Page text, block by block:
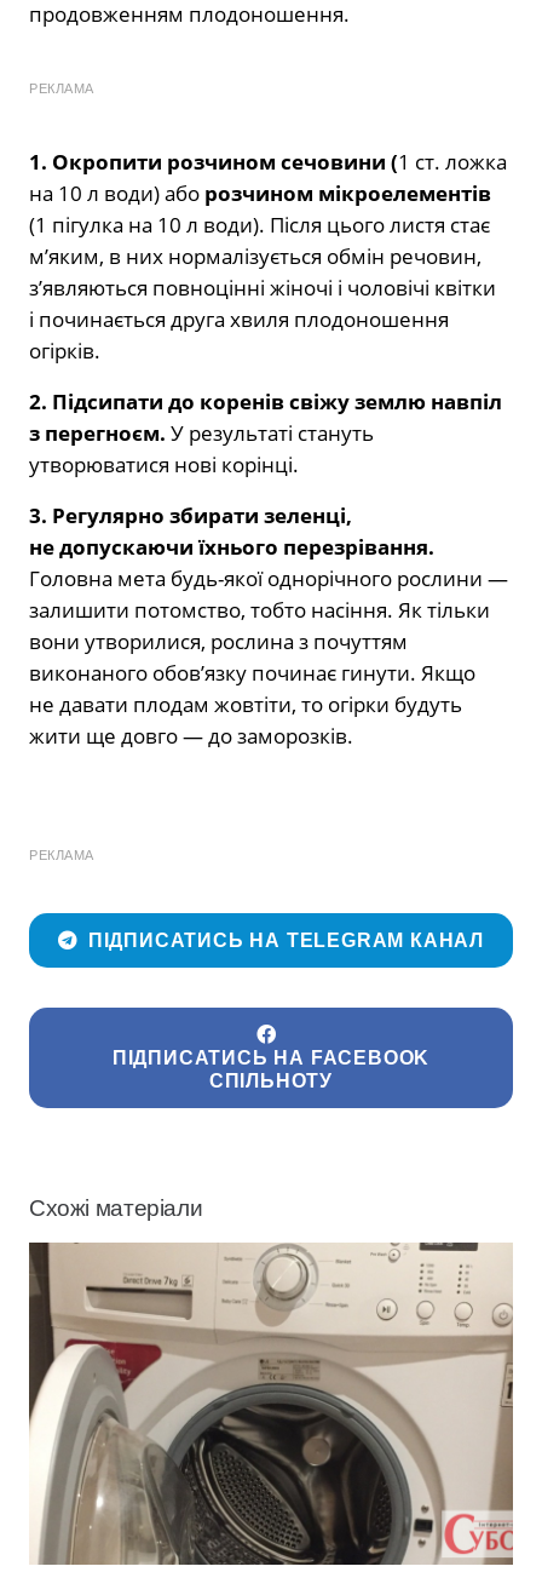
продовженням плодоношення.
РЕКЛАМА
1. Окропити розчином сечовини (1 ст. ложка
на 10 л води) або розчином мікроелементів
(1 пігулка на 10 л води). Після цього листя стає
м’яким, в них нормалізується обмін речовин,
з’являються повноцінні жіночі і чоловічі квітки
і починається друга хвиля плодоношення
огірків.
2. Підсипати до коренів свіжу землю навпіл
з перегноєм. У результаті стануть
утворюватися нові корінці.
3. Регулярно збирати зеленці,
не допускаючи їхнього перезрівання.
Головна мета будь-якої однорічного рослини —
залишити потомство, тобто насіння. Як тільки
вони утворилися, рослина з почуттям
виконаного обов’язку починає гинути. Якщо
не давати плодам жовтіти, то огірки будуть
жити ще довго — до заморозків.
РЕКЛАМА
ПІДПИСАТИСЬ НА TELEGRAM КАНАЛ
ПІДПИСАТИСЬ НА FACEBOOK
СПІЛЬНОТУ
Схожі матеріали